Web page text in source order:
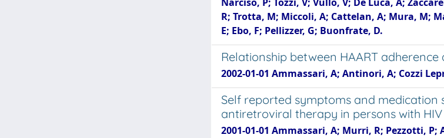
R; Trotta, M; Miccoli, A; Cattelan, A; Mura, M;
E; Ebo, F; Pellizzer, G; Buonfrate, D.
Relationship between HAART
2002-01-01 Ammassari, A; Antinori, A; Cozzi
Self reported symptoms and medication
antiretroviral therapy in persons with
2001-01-01 Ammassari, A; Murri, R; Pezzotti,